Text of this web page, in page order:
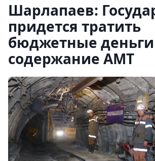
Шарлапаев:
придется тратить
бюджетные
содержание АМТ